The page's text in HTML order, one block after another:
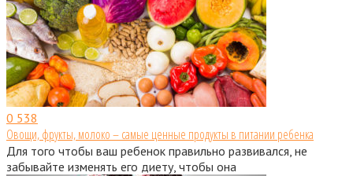
0 538
Овощи, фрукты, молоко – самые ценные продукты в питании ребенка
Для того чтобы ваш ребенок правильно развивался, не
забывайте изменять его диету, чтобы она